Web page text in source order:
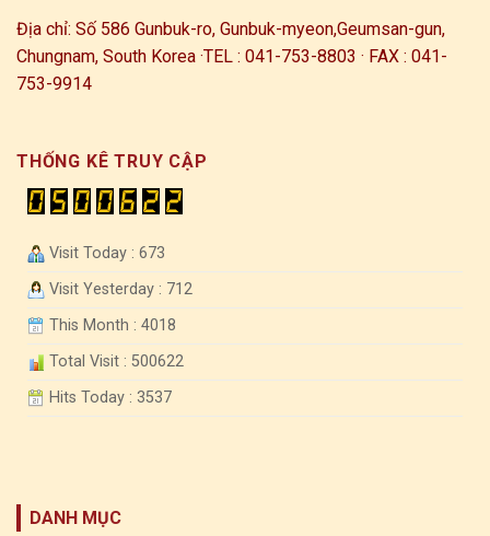
Địa chỉ: Số 586 Gunbuk-ro, Gunbuk-myeon,Geumsan-gun,
Chungnam, South Korea ·TEL : 041-753-8803 · FAX : 041-
753-9914
THỐNG KÊ TRUY CẬP
Visit Today : 673
Visit Yesterday : 712
This Month : 4018
Total Visit : 500622
Hits Today : 3537
DANH MỤC